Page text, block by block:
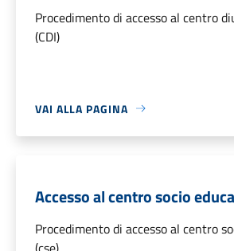
Procedimento di accesso al centro
(CDI)
VAI ALLA PAGINA
Accesso al centro socio
Procedimento di accesso al centro